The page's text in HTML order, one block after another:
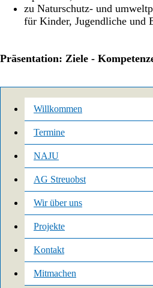
zu Naturschutz- und
für Kinder, Jugendliche und
Präsentation: Ziele -
Willkommen
Termine
NAJU
AG Streuobst
Wir über uns
Projekte
Kontakt
Mitmachen